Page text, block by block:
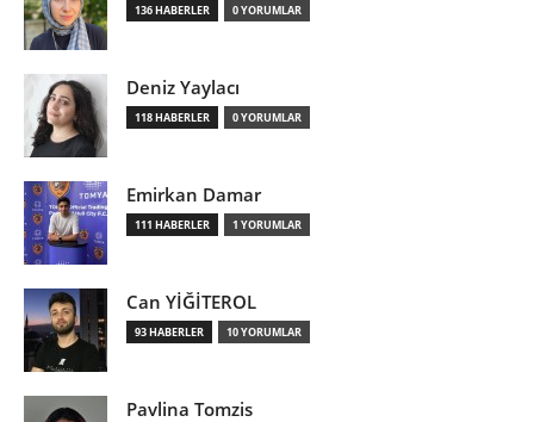
136 HABERLER 0 YORUMLAR
Deniz Yaylacı
118 HABERLER 0 YORUMLAR
Emirkan Damar
111 HABERLER 1 YORUMLAR
Can YİĞİTEROL
93 HABERLER 10 YORUMLAR
Pavlina Tomzis